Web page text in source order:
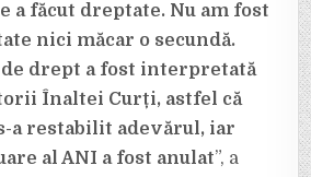
a făcut dreptate. Nu am fost
nici măcar o secundă.
drept a fost interpretată
Înaltei Curți, astfel că
a restabilit adevărul, iar
al ANI a fost anulat”, a